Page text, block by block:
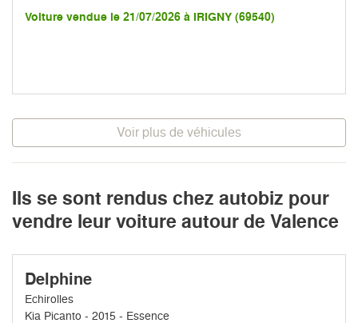
Voiture vendue le 21/07/2026 à IRIGNY (69540)
Voir plus de véhicules
Ils se sont rendus chez autobiz pour
vendre leur voiture autour de Valence
Delphine
Echirolles
Kia Picanto - 2015 - Essence